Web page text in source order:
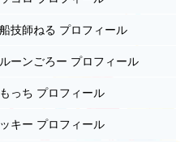
技師ねる プロフィール
ーンごろー プロフィール
っち プロフィール
キー プロフィール